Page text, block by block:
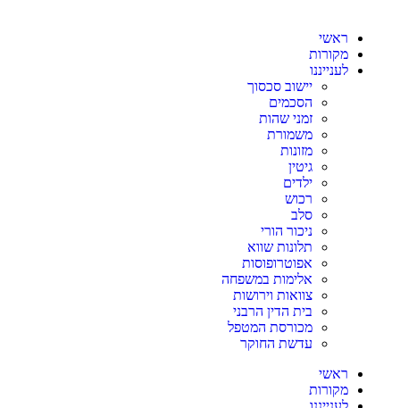
ראשי
מקורות
לענייננו
יישוב סכסוך
הסכמים
זמני שהות
משמורת
מזונות
גיטין
ילדים
רכוש
סלב
ניכור הורי
תלונות שווא
אפוטרופוסות
אלימות במשפחה
צוואות וירושות
בית הדין הרבני
מכורסת המטפל
עדשת החוקר
ראשי
מקורות